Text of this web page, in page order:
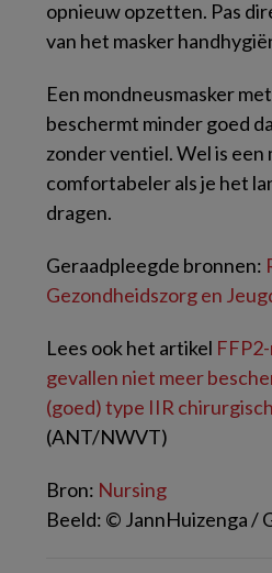
opnieuw opzetten. Pas
van het masker
Een mondneusmasker
beschermt minder goed
zonder ventiel. Wel is een
comfortabeler als je het
dragen.
Geraadpleegde bronnen:
Gezondheidszorg en
Lees ook het artikel
gevallen niet meer
(goed) type IIR
(ANT/NWVT)
Bron: Nursing
Beeld: © JannHuizenga /